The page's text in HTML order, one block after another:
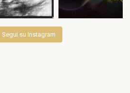
Segui su Instagram